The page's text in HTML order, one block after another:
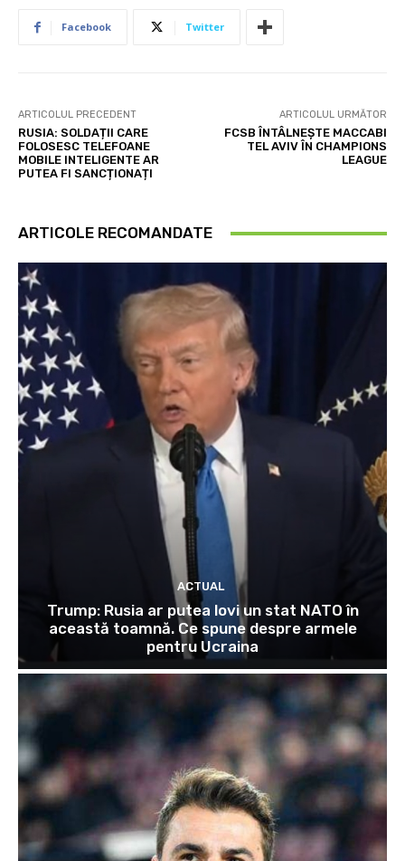
Facebook Twitter
ARTICOLUL PRECEDENT
RUSIA: SOLDAȚII CARE
FOLOSESC TELEFOANE
MOBILE INTELIGENTE AR
PUTEA FI SANCȚIONAȚI
ARTICOLUL URMĂTOR
FCSB ÎNTÂLNEŞTE MACCABI
TEL AVIV ÎN CHAMPIONS
LEAGUE
ARTICOLE RECOMANDATE
ACTUAL
Trump: Rusia ar putea lovi un stat NATO în
această toamnă. Ce spune despre armele
pentru Ucraina